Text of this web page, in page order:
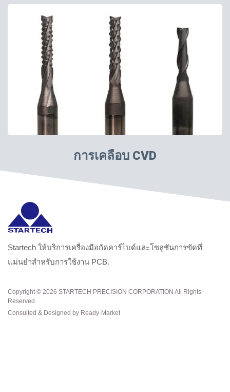
การเคลือบ CVD
Startech ให้บริการเครื่องมือกัดคาร์ไบด์และโซลูชันการขัดที่
แม่นยำสำหรับการใช้งาน PCB.
Copyright © 2026 STARTECH PRECISION CORPORATION All Rights
Reserved.
Consulted & Designed by Ready-Market